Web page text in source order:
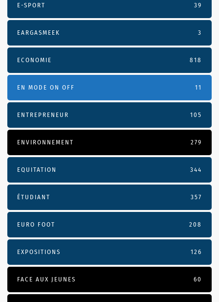
E-SPORT 39
EARGASMEEK 3
ECONOMIE 818
EN MODE ON OFF 11
ENTREPRENEUR 105
ENVIRONNEMENT 279
EQUITATION 344
ÉTUDIANT 357
EURO FOOT 208
EXPOSITIONS 126
FACE AUX JEUNES 60